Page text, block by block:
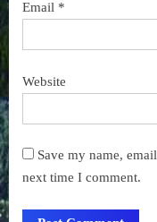
Email *
Website
Save my name,
next time I comment.